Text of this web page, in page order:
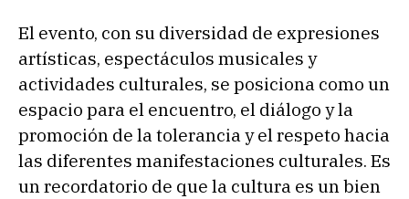
El evento, con su diversidad de expresiones
artísticas, espectáculos musicales y
actividades culturales, se posiciona como un
espacio para el encuentro, el diálogo y la
promoción de la tolerancia y el respeto hacia
las diferentes manifestaciones culturales. Es
un recordatorio de que la cultura es un bien